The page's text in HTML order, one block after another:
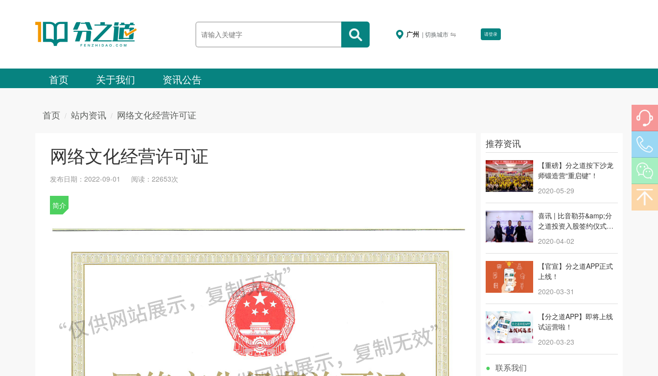
广州 | 切换城市 请登录
首页 关于我们 资讯公告
首页 站内资讯 网络文化经营许可证
网络文化经营许可证
发布日期：2022-09-01 阅读：22653次
简介
推荐资讯
【重磅】分之道按下沙龙
师锻造营“重启键”！
2020-05-29
喜讯 | 比音勒芬&amp;分
之道投资入股签约仪式圆
2020-04-02
【官宣】分之道APP正式
上线！
2020-03-31
【分之道APP】即将上线
试运营啦！
2020-03-23
● 联系我们